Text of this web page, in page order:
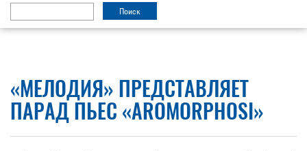
«МЕЛОДИЯ» ПРЕДСТАВЛЯЕТ
ПАРАД ПЬЕС «AROMORPHOSI»